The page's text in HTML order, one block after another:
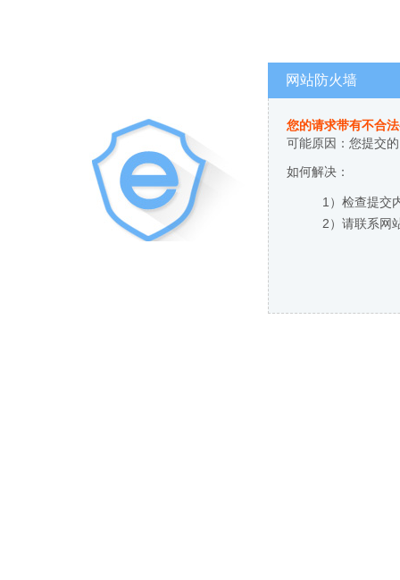
网站防火墙
您的请求带有不合
可能原因：您提交
如何解决：
1）检查提交
2）请联系网